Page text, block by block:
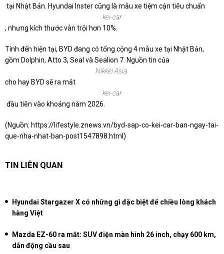
tại Nhật Bản. Hyundai Inster cũng là mẫu xe tiệm cận tiêu chuẩn
kei-car
, nhưng kích thước vẫn trội hơn 10%.
Tính đến hiện tại, BYD đang có tổng cộng 4 mẫu xe tại Nhật Bản,
gồm Dolphin, Atto 3, Seal và Sealion 7. Nguồn tin của
Nikkei Asia
cho hay BYD sẽ ra mắt
kei-car
đầu tiên vào khoảng năm 2026.
(Nguồn: https://lifestyle.znews.vn/byd-sap-co-kei-car-ban-ngay-tai-
que-nha-nhat-ban-post1547898.html )
TIN LIÊN QUAN
Hyundai Stargazer X có những gì đặc biệt để chiều lòng khách
hàng Việt
Mazda EZ-60 ra mắt: SUV điện màn hình 26 inch, chạy 600 km,
dẫn động cầu sau